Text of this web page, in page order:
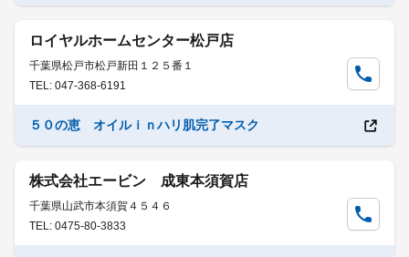
ロイヤルホームセンター松戸店
千葉県松戸市松戸新田１２５番１
TEL: 047-368-6191
５０の恵 オイルｉｎハリ肌完了マスク
株式会社エービン 成東本須賀店
千葉県山武市本須賀４５４６
TEL: 0475-80-3833